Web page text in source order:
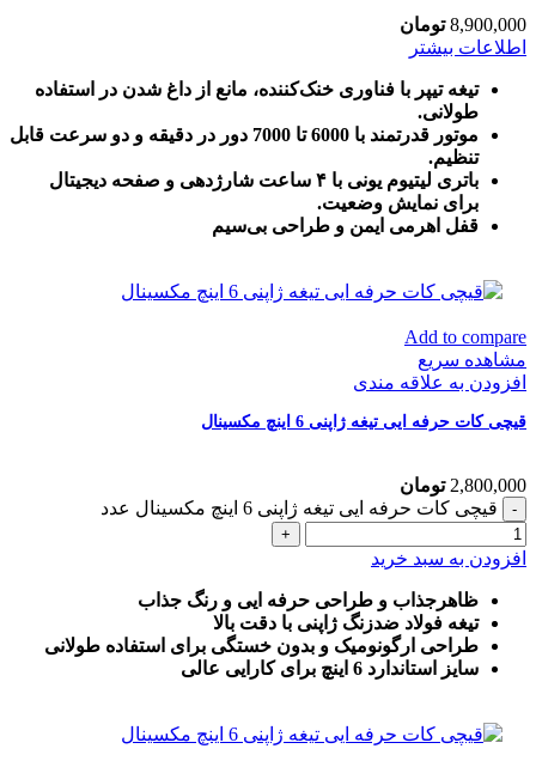
8,900,000 تومان
اطلاعات بیشتر
تیغه تیپر با فناوری خنک‌کننده، مانع از داغ شدن در استفاده
طولانی.
موتور قدرتمند با 6000 تا 7000 دور در دقیقه و دو سرعت قابل
تنظیم.
باتری لیتیوم یونی با ۴ ساعت شارژدهی و صفحه دیجیتال
برای نمایش وضعیت.
قفل اهرمی ایمن و طراحی بی‌سیم
Add to compare
مشاهده سریع
افزودن به علاقه مندی
قیچی کات حرفه ایی تیغه ژاپنی 6 اینچ مکسینال
2,800,000 تومان
قیچی کات حرفه ایی تیغه ژاپنی 6 اینچ مکسینال عدد
افزودن به سبد خرید
ظاهرجذاب و طراحی حرفه ایی و رنگ جذاب
تیغه فولاد ضدزنگ ژاپنی با دقت بالا
طراحی ارگونومیک و بدون خستگی برای استفاده طولانی
سایز استاندارد 6 اینچ برای کارایی عالی